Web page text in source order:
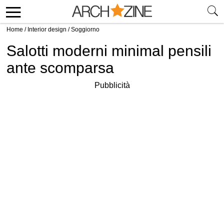
Home / Interior design /Soggiorno
Salotti moderni minimal pensili
ante scomparsa
Pubblicità